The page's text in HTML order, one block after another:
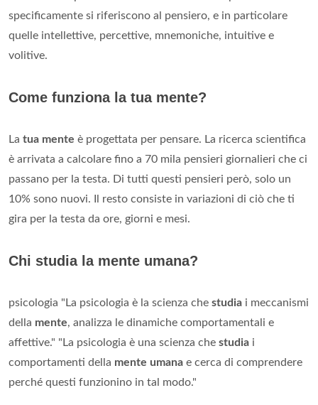
specificamente si riferiscono al pensiero, e in particolare
quelle intellettive, percettive, mnemoniche, intuitive e
volitive.
Come funziona la tua mente?
La tua mente è progettata per pensare. La ricerca scientifica
è arrivata a calcolare fino a 70 mila pensieri giornalieri che ci
passano per la testa. Di tutti questi pensieri però, solo un
10% sono nuovi. Il resto consiste in variazioni di ciò che ti
gira per la testa da ore, giorni e mesi.
Chi studia la mente umana?
psicologia "La psicologia è la scienza che studia i meccanismi
della mente, analizza le dinamiche comportamentali e
affettive." "La psicologia è una scienza che studia i
comportamenti della mente umana e cerca di comprendere
perché questi funzionino in tal modo."